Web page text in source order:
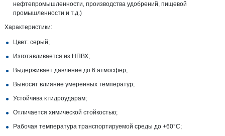
нефтепромышленности, производства удобрений, пищевой
промышленности и т.д.)
Характеристики:
Цвет: серый;
Изготавливается из НПВХ;
Выдерживает давление до 6 атмосфер;
Выносит влияние умеренных температур;
Устойчива к гидроударам;
Отличается химической стойкостью;
Рабочая температура транспортируемой среды до +60°С;